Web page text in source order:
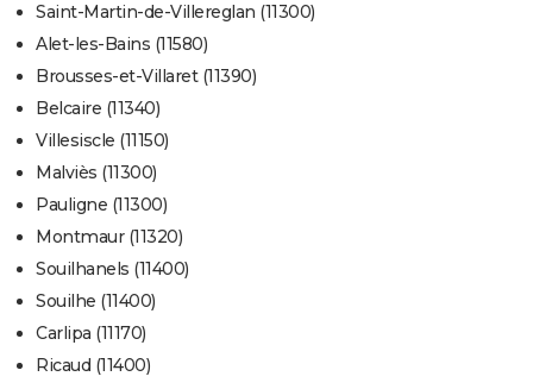
Saint-Martin-de-Villereglan (11300)
Alet-les-Bains (11580)
Brousses-et-Villaret (11390)
Belcaire (11340)
Villesiscle (11150)
Malviès (11300)
Pauligne (11300)
Montmaur (11320)
Souilhanels (11400)
Souilhe (11400)
Carlipa (11170)
Ricaud (11400)